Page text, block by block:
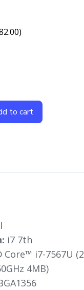
)
to cart
i7 7th
i7-7567U
4MB)